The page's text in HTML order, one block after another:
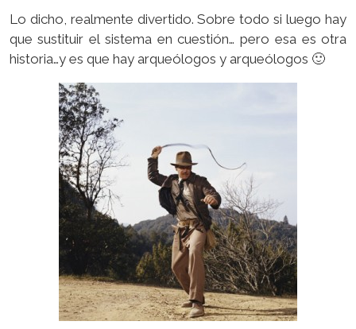
Lo dicho, realmente divertido. Sobre todo si luego hay
que sustituir el sistema en cuestión… pero esa es otra
historia…y es que hay arqueólogos y arqueólogos 🙂